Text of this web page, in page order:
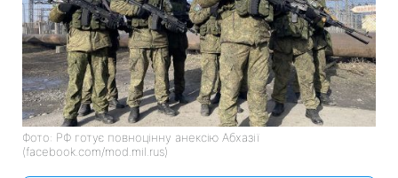
Фото: РФ готує повноцінну анексію Абхазії
(facebook.com/mod.mil.rus)